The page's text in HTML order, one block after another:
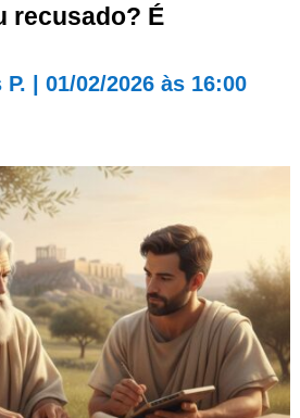
recusado? É
01/02/2026 às 16:00